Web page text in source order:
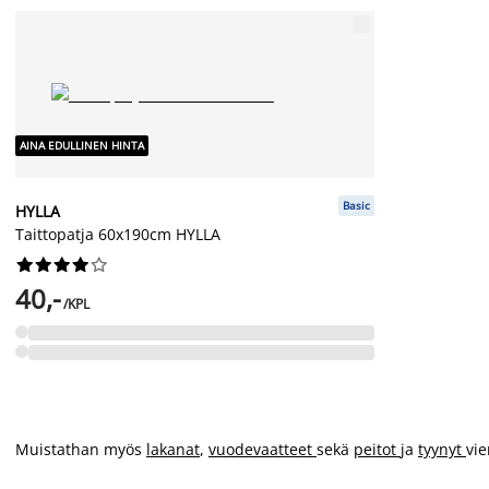
AINA EDULLINEN HINTA
HYLLA
Taittopatja 60x190cm HYLLA
Basic






40,-/KPL
Muistathan myös lakanat, vuodevaatteet sekä peitot ja tyynyt